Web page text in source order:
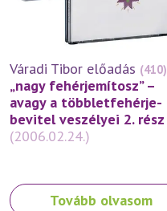
Váradi Tibor előadás (410)
„nagy fehérjemítosz” –
avagy a többletfehérje-
bevitel veszélyei 2. rész
(2006.02.24.)
Tovább olvasom